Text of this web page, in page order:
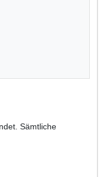
Sämtliche